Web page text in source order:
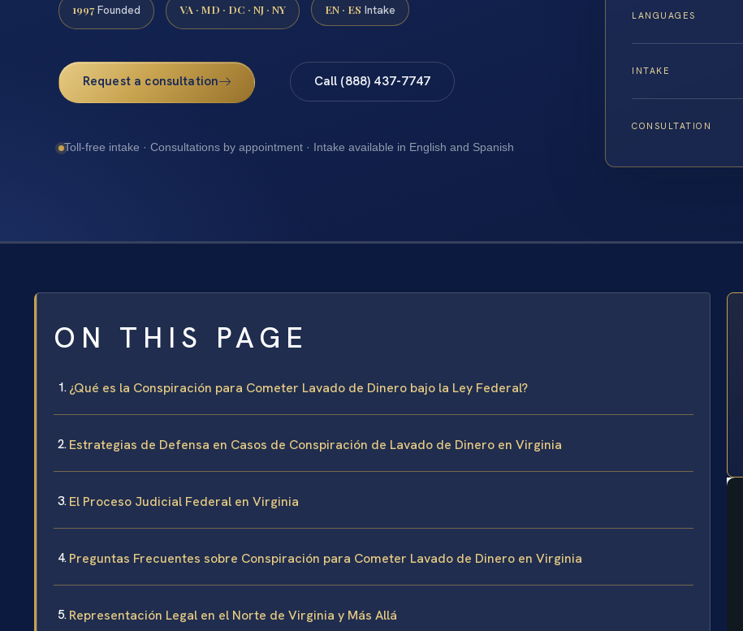
1997 Founded VA · MD · DC · NJ · NY EN · ES Intake
Request a consultation Call (888) 437-7747
Toll-free intake · Consultations by appointment · Intake available in English and Spanish
LANGUAGES
INTAKE
CONSULTATION
ON THIS PAGE
¿Qué es la Conspiración para Cometer Lavado de Dinero bajo la Ley Federal?
Estrategias de Defensa en Casos de Conspiración de Lavado de Dinero en Virginia
El Proceso Judicial Federal en Virginia
Preguntas Frecuentes sobre Conspiración para Cometer Lavado de Dinero en Virginia
Representación Legal en el Norte de Virginia y Más Allá